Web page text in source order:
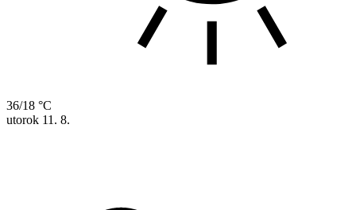
36/18 °C
utorok 11. 8.